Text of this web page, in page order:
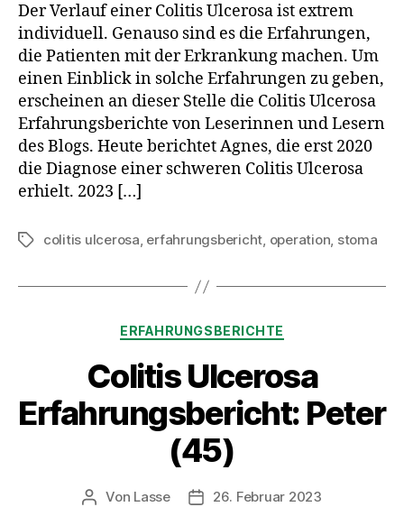
Der Verlauf einer Colitis Ulcerosa ist extrem
individuell. Genauso sind es die Erfahrungen,
die Patienten mit der Erkrankung machen. Um
einen Einblick in solche Erfahrungen zu geben,
erscheinen an dieser Stelle die Colitis Ulcerosa
Erfahrungsberichte von Leserinnen und Lesern
des Blogs. Heute berichtet Agnes, die erst 2020
die Diagnose einer schweren Colitis Ulcerosa
erhielt. 2023 […]
Schlagwörter
colitis ulcerosa, erfahrungsbericht, operation, stoma
Kategorien
ERFAHRUNGSBERICHTE
Colitis Ulcerosa
Erfahrungsbericht: Peter
(45)
Beitragsautor
Von Lasse Beitragsdatum
26. Februar 2023